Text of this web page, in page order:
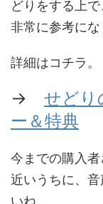
どりをする上で
非常に参考にな
詳細はコチラ。
→ せど
ー＆特典
今までの購入者
近いうちに、
いね。